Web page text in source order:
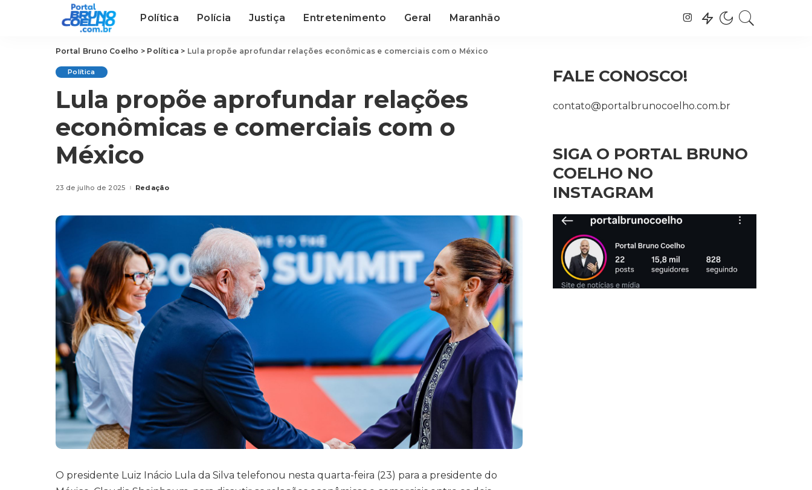
Política Polícia Justiça Entretenimento Geral Maranhão
Portal Bruno Coelho > Política > Lula propõe aprofundar relações econômicas e comerciais com o México
Política
Lula propõe aprofundar relações
econômicas e comerciais com o
México
23 de julho de 2025Posted
Redação
O presidente Luiz Inácio Lula da Silva telefonou nesta quarta-feira (23) para a presidente do
FALE CONOSCO!
contato@portalbrunocoelho.com.br
SIGA O PORTAL BRUNO
COELHO NO
INSTAGRAM